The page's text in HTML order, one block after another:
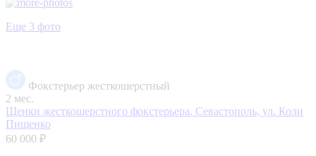
Еще 3 фото
Фокстерьер жесткошерстный
2 мес.
Щенки жесткошерстного фокстерьера. Севастополь, ул. Коли
Пищенко
60 000 ₽